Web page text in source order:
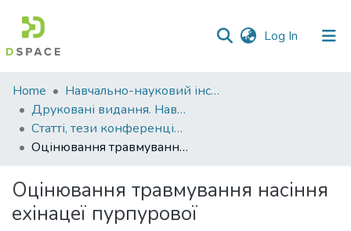
Log In (current)
Communities
&
Collections
All of DSpace
Statistics
Home
Навчально-науковий інститут агротехнологій, селекції та екології
Друковані видання. Навчально-науковий інститут агротехнологій, селекції та екології
Статті, тези конференцій. Навчально-науковий інститут агротехнологій, селекції та екології
Оцінювання травмування насіння ехінацеї пурпурової
Оцінювання травмування насіння
ехінацеї пурпурової